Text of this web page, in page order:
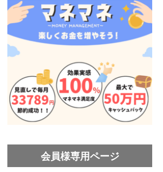
会員様専用ページ